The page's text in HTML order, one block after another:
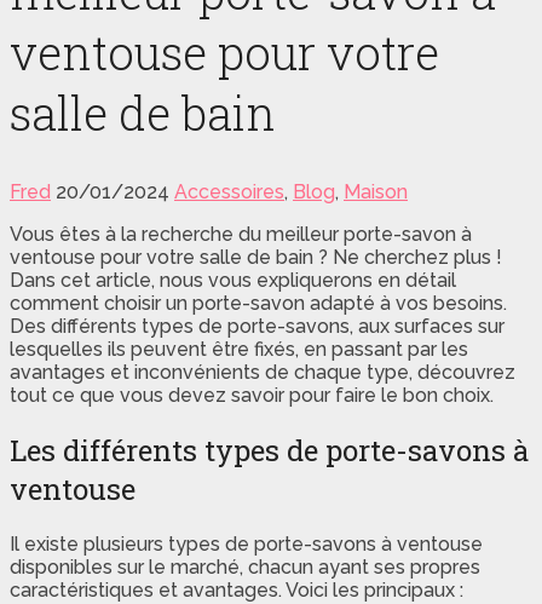
ventouse pour votre
salle de bain
Fred 20/01/2024 Accessoires, Blog, Maison
Vous êtes à la recherche du meilleur porte-savon à
ventouse pour votre salle de bain ? Ne cherchez plus !
Dans cet article, nous vous expliquerons en détail
comment choisir un porte-savon adapté à vos besoins.
Des différents types de porte-savons, aux surfaces sur
lesquelles ils peuvent être fixés, en passant par les
avantages et inconvénients de chaque type, découvrez
tout ce que vous devez savoir pour faire le bon choix.
Les différents types de porte-savons à
ventouse
Il existe plusieurs types de porte-savons à ventouse
disponibles sur le marché, chacun ayant ses propres
caractéristiques et avantages. Voici les principaux :